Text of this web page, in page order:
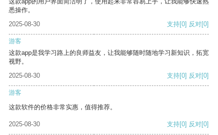
悉操作。
2025-08-30
支持[0] 反对[0]
游客
这款app是我学习路上的良师益友，让我能够随时随地学习新知识，拓宽
视野。
2025-08-30
支持[0] 反对[0]
游客
这款软件的价格非常实惠，值得推荐。
2025-08-30 支持[0] 反对[0]